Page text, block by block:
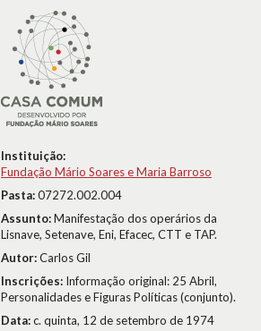
Instituição:
Fundação Mário Soares e Maria Barroso
Pasta:07272.002.004
Assunto:Manifestação dos operários da
Lisnave, Setenave, Eni, Efacec, CTT e TAP.
Autor:Carlos Gil
Inscrições: Informação original: 25 Abril,
Personalidades e Figuras Políticas (conjunto).
Data:c. quinta, 12 de setembro de 1974